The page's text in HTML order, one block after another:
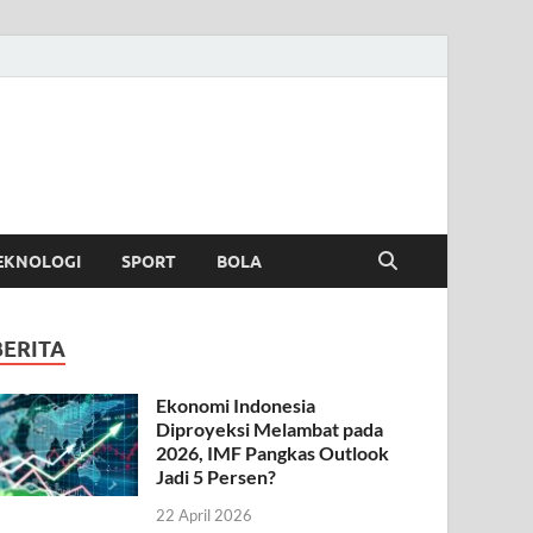
SPORT BOLA
Ekonomi Indonesia
Diproyeksi Melambat pada
2026, IMF Pangkas Outlook
Jadi 5 Persen?
22 April 2026